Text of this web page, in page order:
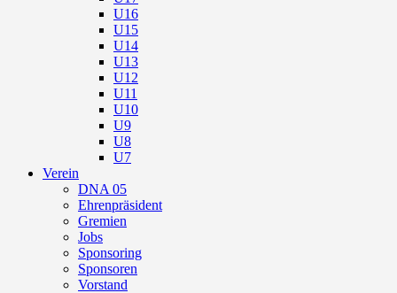
U16
U15
U14
U13
U12
U11
U10
U9
U8
U7
Verein
DNA 05
Ehrenpräsident
Gremien
Jobs
Sponsoring
Sponsoren
Vorstand